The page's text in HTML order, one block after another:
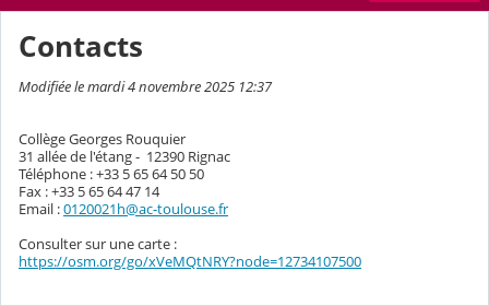
Contacts
Modifiée le mardi 4 novembre 2025 12:37
Collège Georges Rouquier
31 allée de l'étang - 12390 Rignac
Téléphone : +33 5 65 64 50 50
Fax : +33 5 65 64 47 14
Email :0120021h@ac-toulouse.fr
Consulter sur une carte :
https://osm.org/go/xVeMQtNRY?node=12734107500